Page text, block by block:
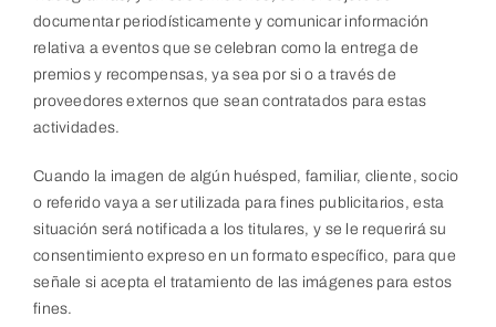
documentar periodísticamente y comunicar información
relativa a eventos que se celebran como la entrega de
premios y recompensas, ya sea por si o a través de
proveedores externos que sean contratados para estas
actividades.
Cuando la imagen de algún huésped, familiar, cliente, socio
o referido vaya a ser utilizada para fines publicitarios, esta
situación será notificada a los titulares, y se le requerirá su
consentimiento expreso en un formato específico, para que
señale si acepta el tratamiento de las imágenes para estos
fines.